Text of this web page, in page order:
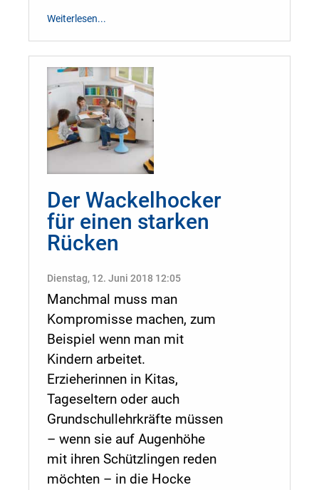
Weiterlesen...
Der Wackelhocker
für einen starken
Rücken
Dienstag, 12. Juni 2018 12:05
Manchmal muss man
Kompromisse machen, zum
Beispiel wenn man mit
Kindern arbeitet.
Erzieherinnen in Kitas,
Tageseltern oder auch
Grundschullehrkräfte müssen
– wenn sie auf Augenhöhe
mit ihren Schützlingen reden
möchten – in die Hocke